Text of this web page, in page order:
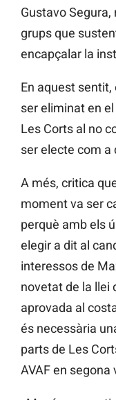
Gustavo
grups que
encapçalar la
En aquest sentit,
ser eliminat en
Les Corts al no
ser electe com a
A més, critica
moment va ser
perquè amb els
elegir a dit al
interessos de
novetat de la llei
aprovada al
és necessària
parts de Les
AVAF en segona